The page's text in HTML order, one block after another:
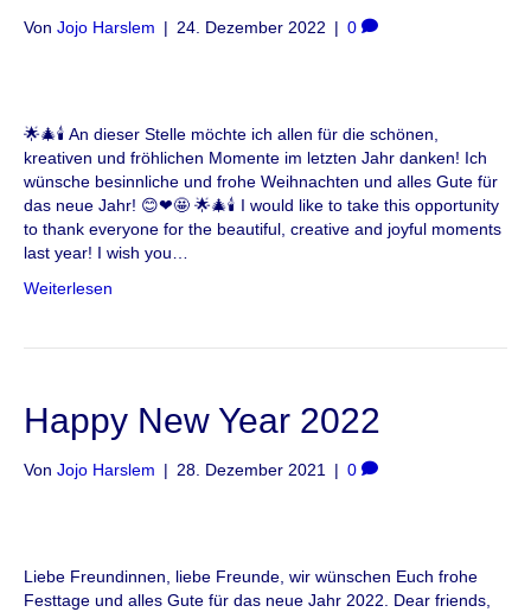
Von Jojo Harslem | 24. Dezember 2022 | 0
🌟🎄🕯 An dieser Stelle möchte ich allen für die schönen,
kreativen und fröhlichen Momente im letzten Jahr danken! Ich
wünsche besinnliche und frohe Weihnachten und alles Gute für
das neue Jahr! 😊❤🤩 🌟🎄🕯 I would like to take this opportunity
to thank everyone for the beautiful, creative and joyful moments
last year! I wish you…
Weiterlesen
Happy New Year 2022
Von Jojo Harslem | 28. Dezember 2021 | 0
Liebe Freundinnen, liebe Freunde, wir wünschen Euch frohe
Festtage und alles Gute für das neue Jahr 2022. Dear friends,